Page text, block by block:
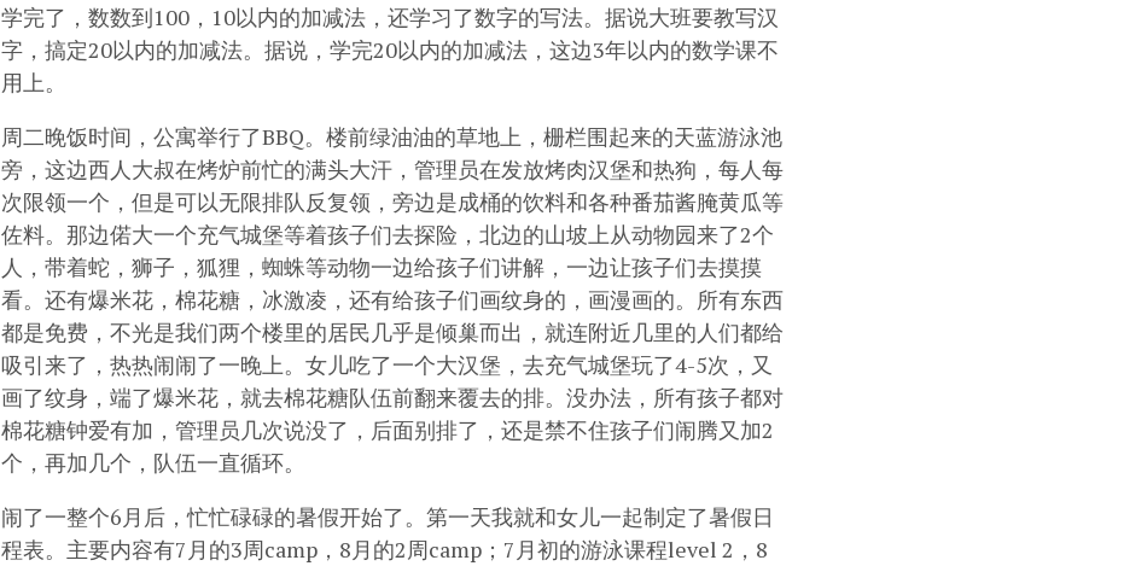
学完了，数数到100，10以内的加减法，还学习了数字的写法。据说大班要教写汉
字，搞定20以内的加减法。据说，学完20以内的加减法，这边3年以内的数学课不
用上。
周二晚饭时间，公寓举行了BBQ。楼前绿油油的草地上，栅栏围起来的天蓝游泳池
旁，这边西人大叔在烤炉前忙的满头大汗，管理员在发放烤肉汉堡和热狗，每人每
次限领一个，但是可以无限排队反复领，旁边是成桶的饮料和各种番茄酱腌黄瓜等
佐料。那边偌大一个充气城堡等着孩子们去探险，北边的山坡上从动物园来了2个
人，带着蛇，狮子，狐狸，蜘蛛等动物一边给孩子们讲解，一边让孩子们去摸摸
看。还有爆米花，棉花糖，冰激凌，还有给孩子们画纹身的，画漫画的。所有东西
都是免费，不光是我们两个楼里的居民几乎是倾巢而出，就连附近几里的人们都给
吸引来了，热热闹闹了一晚上。女儿吃了一个大汉堡，去充气城堡玩了4-5次，又
画了纹身，端了爆米花，就去棉花糖队伍前翻来覆去的排。没办法，所有孩子都对
棉花糖钟爱有加，管理员几次说没了，后面别排了，还是禁不住孩子们闹腾又加2
个，再加几个，队伍一直循环。
闹了一整个6月后，忙忙碌碌的暑假开始了。第一天我就和女儿一起制定了暑假日
程表。主要内容有7月的3周camp，8月的2周camp；7月初的游泳课程level 2，8